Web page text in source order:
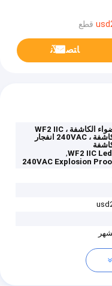
ﺎﺘﺼﻟ ﺍﻶﻧ
150W بقيادة الأضواء الكاشفة ، WF2 IIC
بقيادة الأضواء الكاشفة ، 240VAC انفجار
WF2 IIC
,
240VAC Explosion